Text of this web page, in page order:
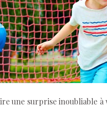
une surprise inoubliable